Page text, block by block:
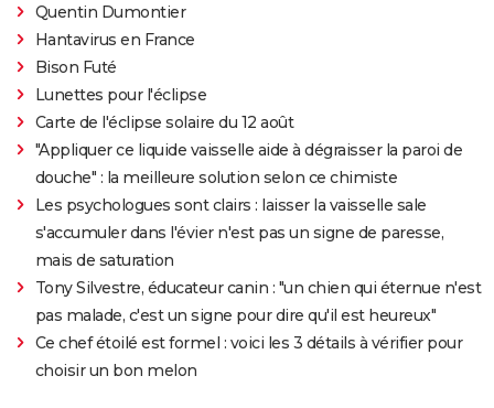
Quentin Dumontier
Hantavirus en France
Bison Futé
Lunettes pour l'éclipse
Carte de l'éclipse solaire du 12 août
"Appliquer ce liquide vaisselle aide à dégraisser la paroi de
douche" : la meilleure solution selon ce chimiste
Les psychologues sont clairs : laisser la vaisselle sale
s'accumuler dans l'évier n'est pas un signe de paresse,
mais de saturation
Tony Silvestre, éducateur canin : "un chien qui éternue n'est
pas malade, c'est un signe pour dire qu'il est heureux"
Ce chef étoilé est formel : voici les 3 détails à vérifier pour
choisir un bon melon